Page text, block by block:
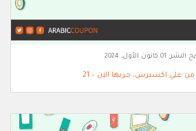
النشر: 01 كانون الأول, 2024
من علي اكسبرس، جربها الان – 21